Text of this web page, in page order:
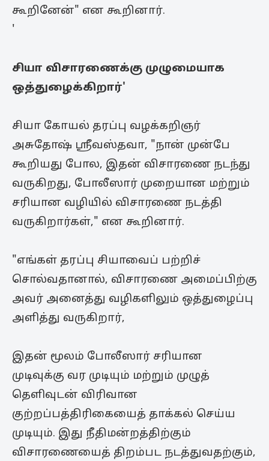
கூறினேன்" என கூறினார்.
'
சியா விசாரணைக்கு முழுமையாக
ஒத்துழைக்கிறார்'
சியா கோயல் தரப்பு வழக்கறிஞர்
அசுதோஷ் ஸ்ரீவஸ்தவா, "நான் முன்பே
கூறியது போல, இதன் விசாரணை நடந்து
வருகிறது, போலீஸார் முறையான மற்றும்
சரியான வழியில் விசாரணை நடத்தி
வருகிறார்கள்," என கூறினார்.
"எங்கள் தரப்பு சியாவைப் பற்றிச்
சொல்வதானால், விசாரணை அமைப்பிற்கு
அவர் அனைத்து வழிகளிலும் ஒத்துழைப்பு
அளித்து வருகிறார்,
இதன் மூலம் போலீஸார் சரியான
முடிவுக்கு வர முடியும் மற்றும் முழுத்
தெளிவுடன் விரிவான
குற்றப்பத்திரிகையைத் தாக்கல் செய்ய
முடியும். இது நீதிமன்றத்திற்கும்
விசாரணையைத் திறம்பட நடத்துவதற்கும்,